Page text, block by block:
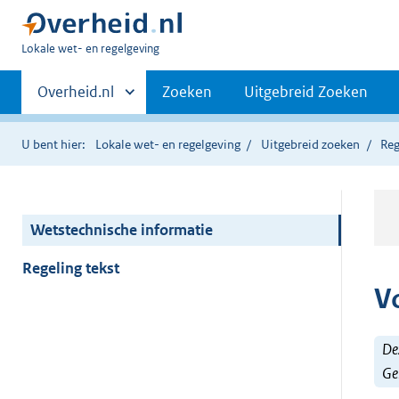
U
hier:
Lokale wet- en regelgeving
Primaire
navigatie
Andere
sites
binnen
Overheid.nl Zoeken Uitgebreid Zoeken
U bent hier: Lokale wet- en regelgeving Uitgebreid zoeken
Wetstechnische informatie
Regeling tekst